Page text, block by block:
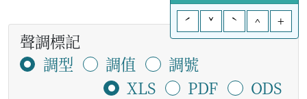
ˊ
ˇ ˋ ^ +
聲調標記
調型
調值
調號
XLS
PDF
ODS